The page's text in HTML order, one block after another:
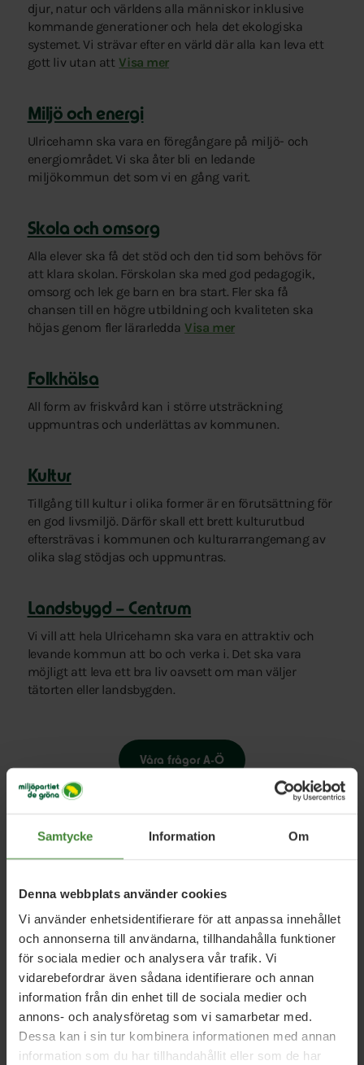
Samtycke Information Om
Denna webbplats använder cookies
Vi använder enhetsidentifierare för att anpassa innehållet
och annonserna till användarna, tillhandahålla funktioner
för sociala medier och analysera vår trafik. Vi
vidarebefordrar även sådana identifierare och annan
information från din enhet till de sociala medier och
annons- och analysföretag som vi samarbetar med.
Dessa kan i sin tur kombinera informationen med annan
information som du har tillhandahållit eller som de har
djur, natur och världens alla människor inklusive
kommande generationer och hela det ekologiska
systemet. Vi strävar efter en värld där alla kan leva ett
gott liv utan attförsämra förutsättningarna för andra och
Visa mer
Miljö och energi
Ulricehamn ska vara en föregångare på miljö- och
energiområdet. Vi ska åter bli en ledande
miljökommun det som vi en gång varit.
Skola och omsorg
Alla elever ska få det stöd och den tid som behövs för
att klara skolan. Förskolan ska med god pedagogik,
omsorg och lek ge barn en bra start. Fler ska få
chansen till en högre utbildning och kvaliteten ska
höjas genom fler lärarledda timmar och mer möjligheter till
Visa mer
Folkhälsa
All form av friskvård kan i större utsträckning
uppmuntras och underlättas av kommunen.
Kultur
Tillgång till kultur i olika former är en förutsättning för
en god livsmiljö. Därför skall ett brett kulturutbud
eftersträvas i kommunen och kulturarrangemang av
olika slag stödjas och uppmuntras.
Landsbygd – Centrum
Vi vill att hela Ulricehamn ska vara en attraktiv och
levande kommun att bo och verka i. Det ska vara
möjligt att leva ett bra liv oavsett om man väljer
tätorten eller landsbygden.
Våra frågor A-Ö
Aktuellt i Ulricehamn
Ulricehamn, 1 september 2022
Våra kandidater till kommunfullmäktige
2026